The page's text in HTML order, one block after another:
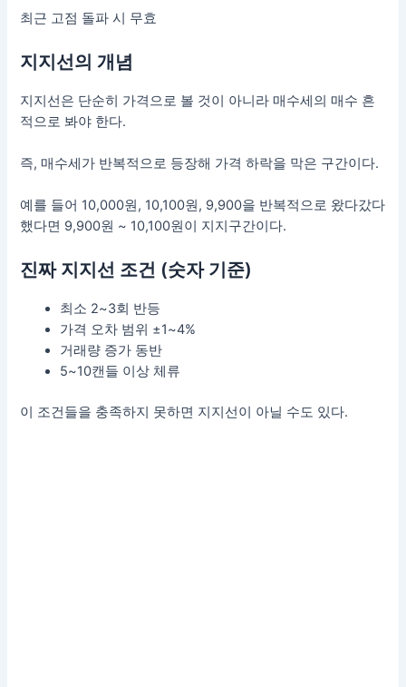
최근 고점 돌파 시 무효
지지선의 개념
지지선은 단순히 가격으로 볼 것이 아니라 매수세의 매수 흔
적으로 봐야 한다.
즉, 매수세가 반복적으로 등장해 가격 하락을 막은 구간이다.
예를 들어 10,000원, 10,100원, 9,900을 반복적으로 왔다갔다
했다면 9,900원 ~ 10,100원이 지지구간이다.
진짜 지지선 조건 (숫자 기준)
최소 2~3회 반등
가격 오차 범위 ±1~4%
거래량 증가 동반
5~10캔들 이상 체류
이 조건들을 충족하지 못하면 지지선이 아닐 수도 있다.